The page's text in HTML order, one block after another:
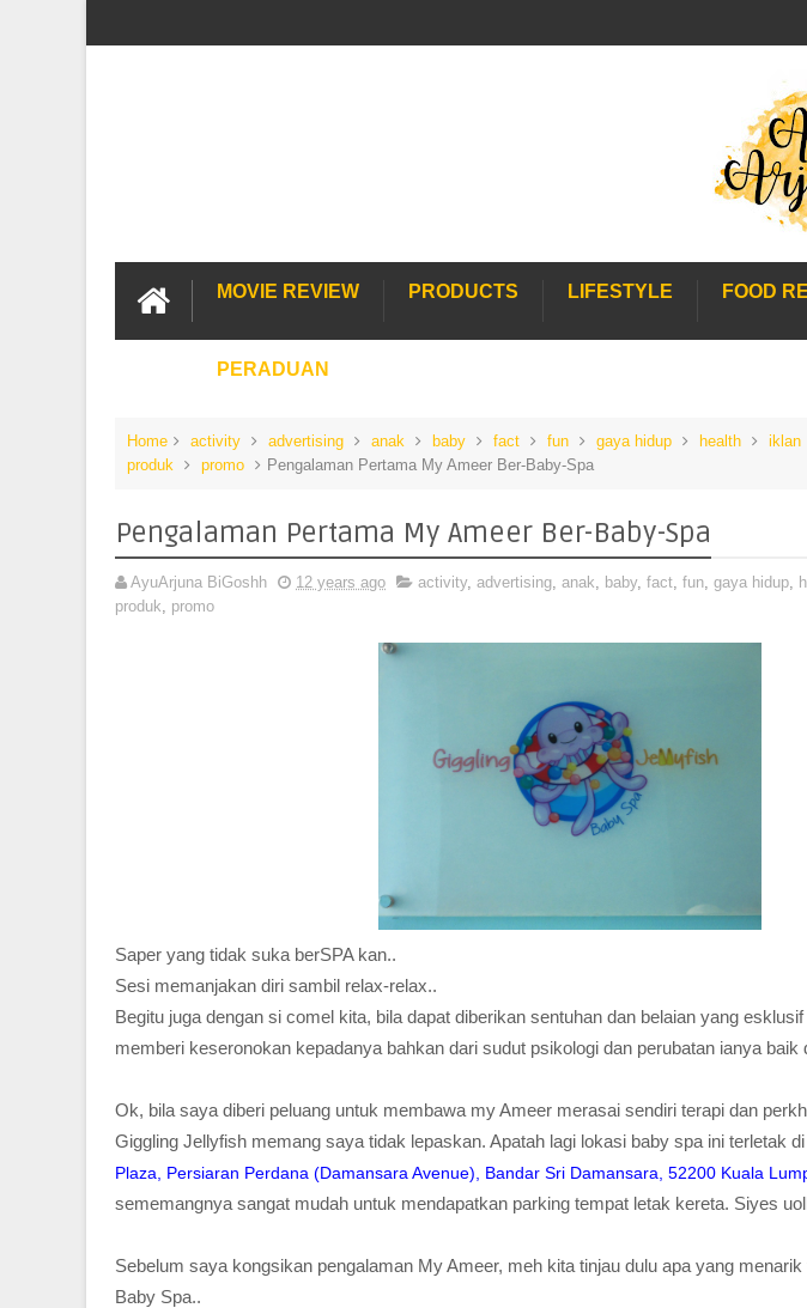
MOVIE REVIEW PRODUCTS LIFESTYLE FOOD
PERADUAN
Home activity advertising anak baby fact fun gaya hidup health iklan
produk
promo Pengalaman Pertama My Ameer Ber-Baby-Spa
Pengalaman Pertama My Ameer Ber-Baby-Spa
AyuArjuna BiGoshh 12 years ago activity, advertising, anak, baby, fact, fun, gaya hidup,
produk, promo
Saper yang tidak suka berSPA kan..
Sesi memanjakan diri sambil relax-relax..
Begitu juga dengan si comel kita, bila dapat diberikan sentuhan dan belaian yang
memberi keseronokan kepadanya bahkan dari sudut psikologi dan perubatan ianya baik
Ok, bila saya diberi peluang untuk membawa my Ameer merasai sendiri terapi dan
Giggling Jellyfish memang saya tidak lepaskan. Apatah lagi lokasi baby spa ini terletak di
Plaza, Persiaran Perdana (Damansara Avenue), Bandar Sri Damansara, 52200 Kuala
sememangnya sangat mudah untuk mendapatkan parking tempat letak kereta. Siyes
Sebelum saya kongsikan pengalaman My Ameer, meh kita tinjau dulu apa yang
Baby Spa..